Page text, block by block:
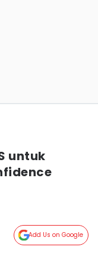
untuk
Add Us on Google